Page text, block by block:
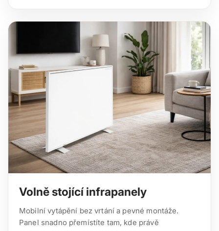
Volně stojící infrapanely
Mobilní vytápění bez vrtání a pevné montáže.
Panel snadno přemístíte tam, kde právě